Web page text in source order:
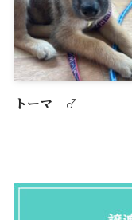
トーマ ♂